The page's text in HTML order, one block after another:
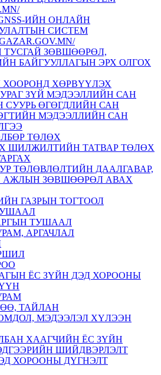
GNSS-ИЙН ОНЛАЙН
СИСТЕМ
ТУСГАЙ ЗӨВШӨӨРӨЛ,
БАЙГУУЛЛАГЫН ЭРХ ОЛГОХ
ХООРОНД ХӨРВҮҮЛЭХ
ЗҮЙ МЭДЭЭЛЛИЙН САН
СУУРЬ ӨГӨГДЛИЙН САН
МЭДЭЭЛЛИЙН САН
ТӨЛӨХ
ШИЛЖИЛТИЙН ТАТВАР ТӨЛӨХ
ТӨЛӨВЛӨЛТИЙН ДААЛГАВАР,
АЖЛЫН ЗӨВШӨӨРӨЛ АВАХ
ГАЗРЫН ТОГТООЛ
ТУШААЛ
АРГАЧЛАЛ
ЁС ЗҮЙН ДЭД ХОРООНЫ
ТАЙЛАН
МЭДЭЭЛЭЛ ХҮЛЭЭН
ХААГЧИЙН ЁС ЗҮЙН
ШИЙДВЭРЛЭЛТ
ХОРООНЫ ДҮГНЭЛТ